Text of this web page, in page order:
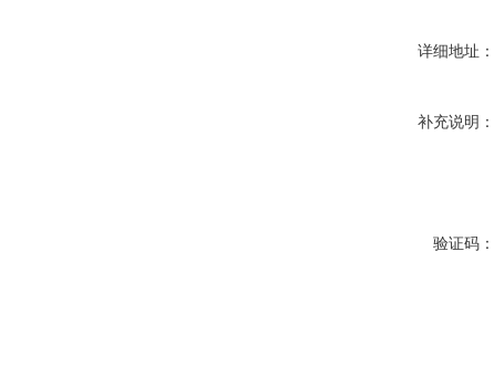
详细地址：
补充说明：
验证码：